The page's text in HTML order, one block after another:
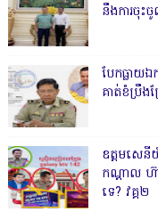
នឹងការចុះ
បែកធ្លាយ
គាត់ខំប្រឹងប្
ឧត្តមសេ
កណ្តាល ហ៊
ទេ? វគ្គ២